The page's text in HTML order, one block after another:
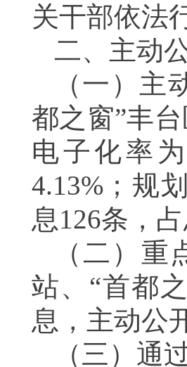
关干部依法
二、主动
（一）主
都之窗”丰
电子化率为
4.13% ；规
息126条，
（二）
站、 “首都
息，主动公
（三）通